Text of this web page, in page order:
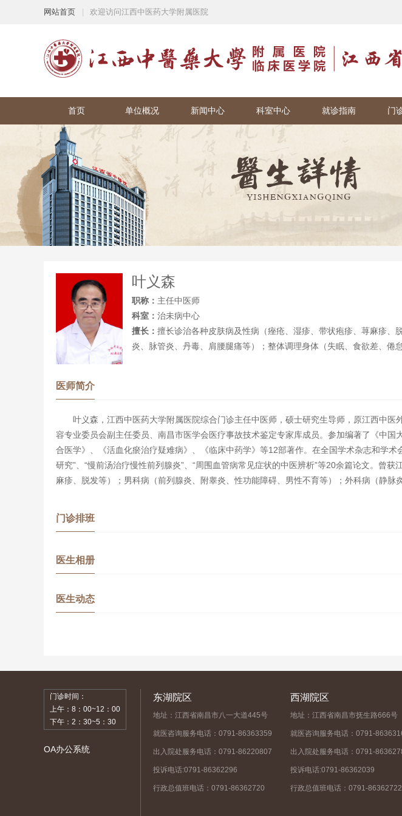
网站首页 欢迎访问江西中医药大学附属医院
首页 单位概况 新闻中心 科室中心 就诊指南 门
叶义森
职称： 主任中医师
科室： 治未病中心
擅长： 擅长诊治各种皮肤病及性病（痤疮、湿疹、带状疱疹、荨麻疹
炎、脉管炎、丹毒、肩腰腿痛等）；整体调理身体（失眠、食欲差、倦
医师简介
叶义森，江西中医药大学附属医院综合门诊主任中医师，硕士研究生导师，原江西中
容专业委员会副主任委员、南昌市医学会医疗事故技术鉴定专家库成员。参加编著了《中
合医学》、《活血化瘀治疗疑难病》、《临床中药学》等12部著作。在全国学术杂志和学
研究”、“慢前汤治疗慢性前列腺炎”、“周围血管病常见症状的中医辨析”等20余篇论文。曾
麻疹、脱发等）；男科病（前列腺炎、附睾炎、性功能障碍、男性不育等）；外科病（静
门诊排班
医生相册
医生动态
门诊时间：
上午：8：00~12：00
下午：2：30~5：30
OA办公系统
东湖院区
地址：江西省南昌市八一大道445号
就医咨询服务电话：0791-86363359
出入院处服务电话：0791-86220807
投诉电话:0791-86362296
行政总值班电话：0791-86362720
西湖院区
地址：江西省南昌市抚生路666号
就医咨询服务电话：0791-
出入院处服务电话：0791-
投诉电话:0791-86362039
行政总值班电话：0791-86362722